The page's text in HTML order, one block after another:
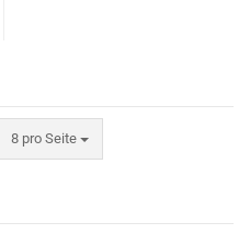
8 pro Seite
pro Seite